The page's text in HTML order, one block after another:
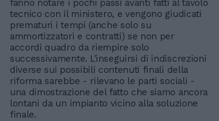
fanno notare i pochi passi avanti fatti al tavolo
tecnico con il ministero, e vengono giudicati
prematuri i tempi (anche solo su
ammortizzatori e contratti) se non per
accordi quadro da riempire solo
successivamente. L'inseguirsi di indiscrezioni
diverse sui possibili contenuti finali della
riforma sarebbe - rilevano le parti sociali -
una dimostrazione del fatto che siamo ancora
lontani da un impianto vicino alla soluzione
finale.